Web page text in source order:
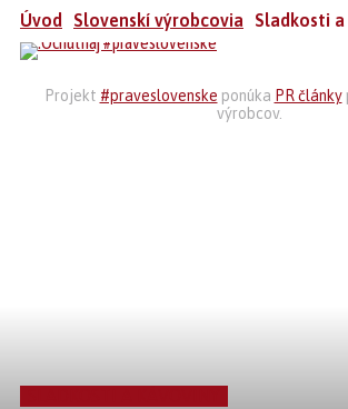
Úvod Slovenskí výrobcovia Sladkosti
Projekt #praveslovenske ponúka PR články
výrobcov.